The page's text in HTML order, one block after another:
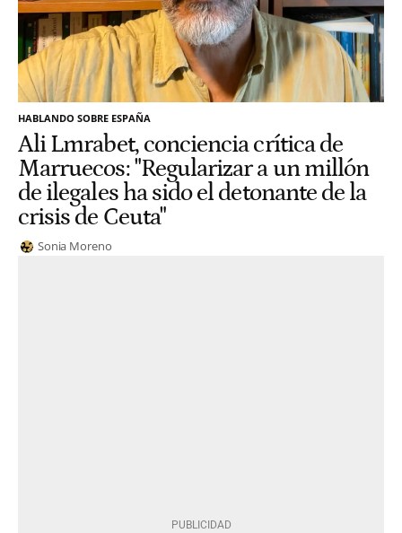
HABLANDO SOBRE ESPAÑA
Ali Lmrabet, conciencia crítica de
Marruecos: "Regularizar a un millón
de ilegales ha sido el detonante de la
crisis de Ceuta"
Sonia Moreno